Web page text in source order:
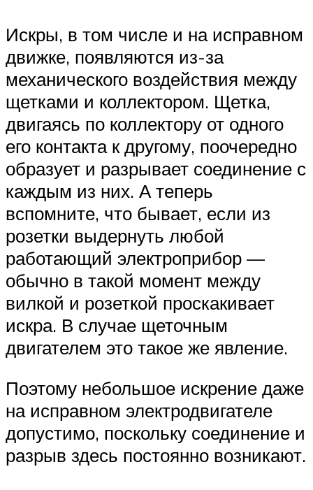
Искры, в том числе и на исправном
движке, появляются из-за
механического воздействия между
щетками и коллектором. Щетка,
двигаясь по коллектору от одного
его контакта к другому, поочередно
образует и разрывает соединение с
каждым из них. А теперь
вспомните, что бывает, если из
розетки выдернуть любой
работающий электроприбор —
обычно в такой момент между
вилкой и розеткой проскакивает
искра. В случае щеточным
двигателем это такое же явление.
Поэтому небольшое искрение даже
на исправном электродвигателе
допустимо, поскольку соединение и
разрыв здесь постоянно возникают.